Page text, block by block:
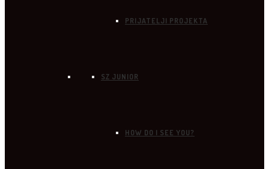
PRIJATELJI PROJEKTA
SZ JUNIOR
HOW DO I SEE YOU?